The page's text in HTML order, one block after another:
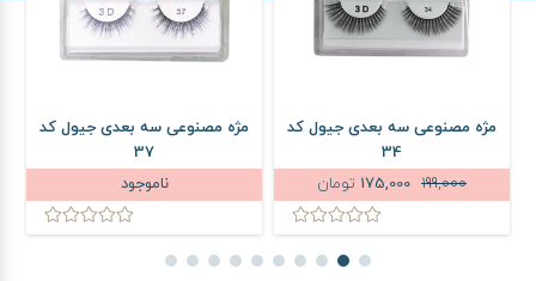
مژه مصنوعی سه بعدی جیول کد
34
199,000
تومان
مژه مصنوعی سه بعدی جیول کد
37
ناموجود